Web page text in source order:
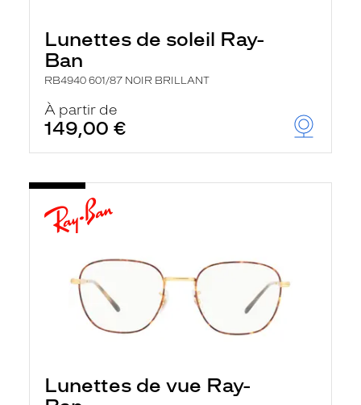
Lunettes de soleil Ray-
Ban
RB4940 601/87 NOIR BRILLANT
À partir de
149,00 €
Lunettes de vue Ray-